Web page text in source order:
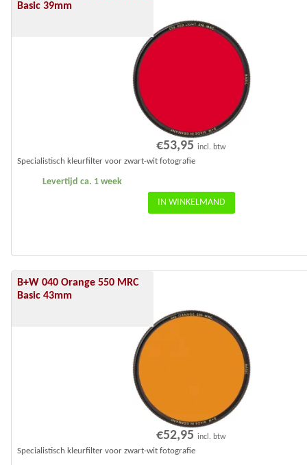
Basic 39mm
€53,95 incl. btw
Levertijd ca. 1 week
Specialistisch kleurfilter voor zwart-wit fotografie
IN WINKELMAND
B+W 040 Orange 550 MRC
Basic 43mm
€52,95 incl. btw
Specialistisch kleurfilter voor zwart-wit fotografie